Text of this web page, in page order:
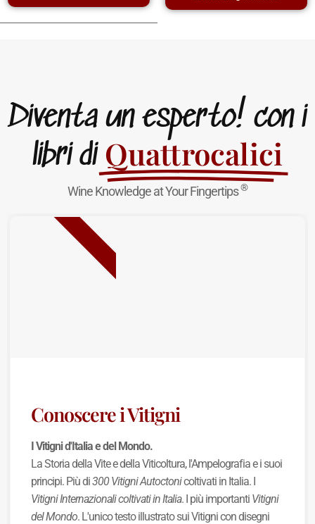
Diventa un esperto! con i
libri di Quattrocalici
Wine Knowledge at Your Fingertips®
Conoscere i Vitigni
I Vitigni d'Italia e del Mondo.
La Storia della Vite e della Viticoltura, l'Ampelografia e i suoi
principi. Più di300 Vitigni Autoctonicoltivati in Italia. I
Vitigni Internazionali coltivati in Italia. I più importanti Vitigni
del Mondo. L'unico testo illustrato sui Vitigni con disegni
NUOVA USCITA